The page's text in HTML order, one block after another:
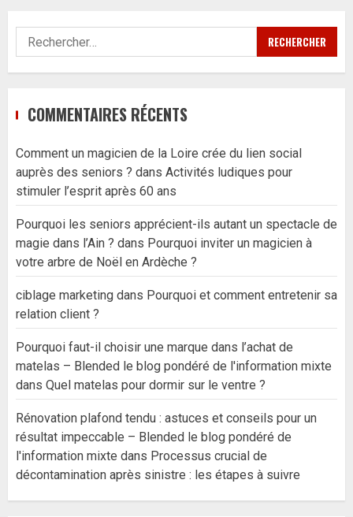
Rechercher :
COMMENTAIRES RÉCENTS
Comment un magicien de la Loire crée du lien social
auprès des seniors ? dans Activités ludiques pour
stimuler l’esprit après 60 ans
Pourquoi les seniors apprécient-ils autant un spectacle de
magie dans l’Ain ? dans Pourquoi inviter un magicien à
votre arbre de Noël en Ardèche ?
ciblage marketing dans Pourquoi et comment entretenir sa
relation client ?
Pourquoi faut-il choisir une marque dans l’achat de
matelas – Blended le blog pondéré de l'information mixte
dans Quel matelas pour dormir sur le ventre ?
Rénovation plafond tendu : astuces et conseils pour un
résultat impeccable – Blended le blog pondéré de
l'information mixte dans Processus crucial de
décontamination après sinistre : les étapes à suivre